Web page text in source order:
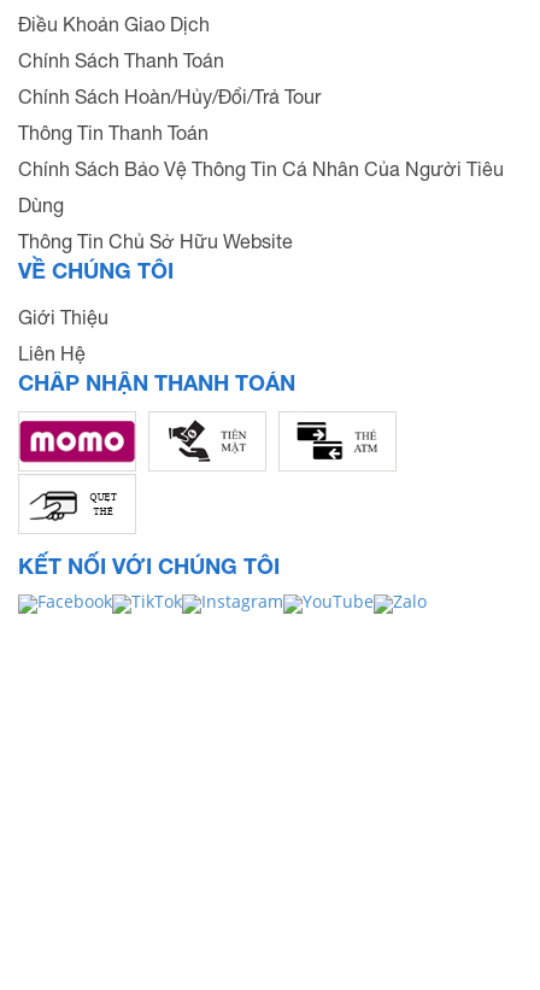
Điều Khoản Giao Dịch
Chính Sách Thanh Toán
Chính Sách Hoàn/Hủy/Đổi/Trả Tour
Thông Tin Thanh Toán
Chính Sách Bảo Vệ Thông Tin Cá Nhân Của Người Tiêu
Dùng
Thông Tin Chủ Sở Hữu Website
VỀ CHÚNG TÔI
Giới Thiệu
Liên Hệ
CHẤP NHẬN THANH TOÁN
KẾT NỐI VỚI CHÚNG TÔI